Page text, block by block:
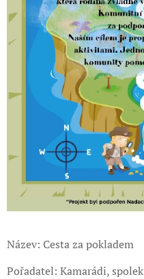
Název: Cesta za pokladem
Pořadatel: Kamarádi, spolek